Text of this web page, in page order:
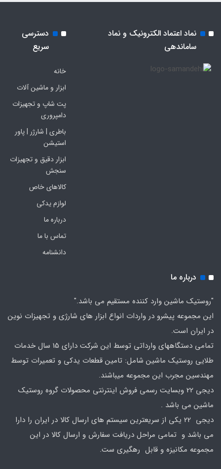
نماد اعتماد الکترونیک و نماد
ساماندهی
دسترسی
سریع
خانه
ابزار و ماشین آلات
پت شاپ و تجهیزات
دامپروری
باطری | شارژر | پاور
استیشن
ابزار دقیق و تجهیزات
سنجش
کالاهای خاص
لوازم یدکی
درباره ما
تماس با ما
دانشنامه
درباره ما
"روستیک ماشین وارد کننده مستقیم می باشد."
این مجموعه پیشرو در واردات انواع ابزار های شارژی و تجهیزات نوین
در ایران است.
تمامی دستگاههای وارداتی توسط این شرکت دارای 15 سال خدمات
طلایی روستیک ماشین شامل: تامین قطعات یدکی و تعمیرات توسط
مهندسین مجرب این مجموعه میباشند.
دیجی 22 وبسایت رسمی فروش اینترنتی محصولات گروه روستیک
ماشین می باشد .
دیجی 22 یکی از سریعترین سیستم های ارسال کالا در ایران را دارا
می باشد و تمامی مراحل دریافت سفارش و ارسال کالا در این
مجموعه مکانیزه و قابل رهگیری ست.